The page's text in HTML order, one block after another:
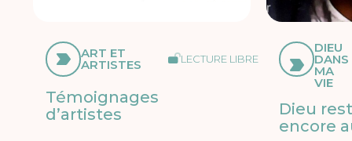
ART ET
ARTISTES LECTURE LIBRE
Témoignages
d’artistes
DIEU
DANS
MA
VIE
Dieu
encore